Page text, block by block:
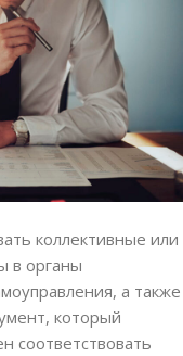
коллективные или
в органы
а также
который
соответствовать